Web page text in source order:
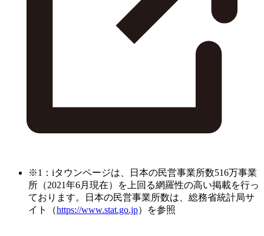
※1：iタウンページは、日本の民営事業所数516万事業
所（2021年6月現在）を上回る網羅性の高い掲載を行っ
ております。日本の民営事業所数は、総務省統計局サ
イト（https://www.stat.go.jp）を参照